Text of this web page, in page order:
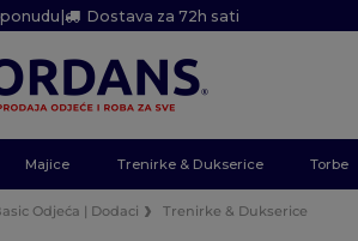
| Dostava za 72h sati
Majice Trenirke & Dukserice Torbe
Odjeća | Dodaci Trenirke & Dukserice